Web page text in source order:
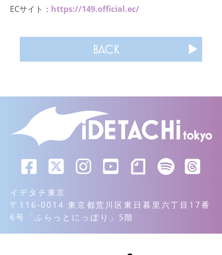
ECサイト： https://149.official.ec/
BACK
イデタチ東京
〒116-0014 東京都荒川区東日暮里六丁目17番
6号「ふらっとにっぽり」5階